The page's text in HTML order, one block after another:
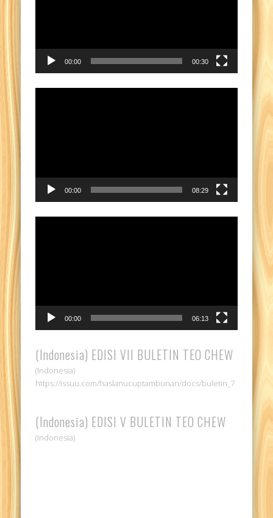
00:00 00:30
00:00 08:29
00:00 06:13
(Indonesia) EDISI VII BULETIN TEO CHEW
(Indonesia)
https://issuu.com/haslanucuptambunan/docs/buletin_7
(Indonesia) EDISI V BULETIN TEO CHEW
(Indonesia)